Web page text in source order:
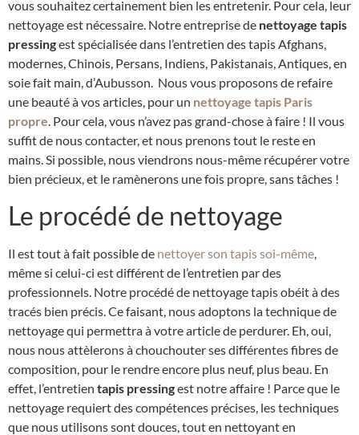
vous souhaitez certainement bien les entretenir. Pour cela, leur
nettoyage est nécessaire. Notre entreprise de nettoyage tapis
pressingest spécialisée dans l’entretien des tapis Afghans,
modernes, Chinois, Persans, Indiens, Pakistanais, Antiques, en
soie fait main, d’Aubusson. Nous vous proposons de refaire
une beauté à vos articles, pour un nettoyage tapis Paris
propre. Pour cela, vous n’avez pas grand-chose à faire ! Il vous
suffit de nous contacter, et nous prenons tout le reste en
mains. Si possible, nous viendrons nous-même récupérer votre
bien précieux, et le ramènerons une fois propre, sans tâches !
Le procédé de nettoyage
Il est tout à fait possible de nettoyer son tapis soi-même
même si celui-ci est différent de l’entretien par des
professionnels. Notre procédé de nettoyage tapisobéit à des
tracés bien précis. Ce faisant, nous adoptons la technique de
nettoyage qui permettra à votre article de perdurer. Eh, oui,
nous nous attèlerons à chouchouter ses différentes fibres de
composition, pour le rendre encore plus neuf, plus beau. En
effet, l’entretien tapis pressingest notre affaire ! Parce que le
nettoyage requiert des compétences précises, les techniques
que nous utilisons sont douces, tout en nettoyant en